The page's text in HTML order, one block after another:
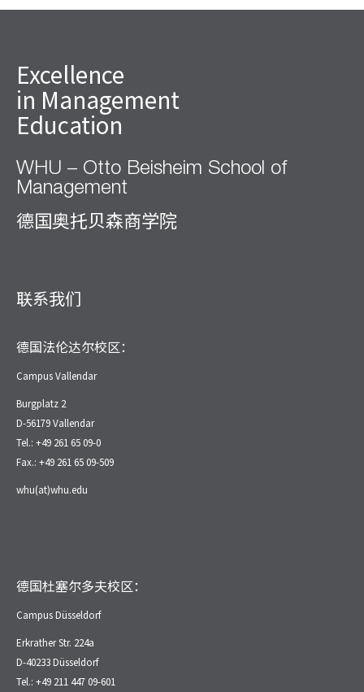
Excellence
in Management
Education
WHU – Otto Beisheim School of
Management
德国奥托贝森商学院
联系我们
德国法伦达尔校区：
Campus Vallendar
Burgplatz 2
D-56179 Vallendar
Tel.: +49 261 65 09-0
Fax.: +49 261 65 09-509
whu(at)whu.edu
德国杜塞尔多夫校区：
Campus Düsseldorf
Erkrather Str. 224a
D-40233 Düsseldorf
Tel.: +49 211 447 09-601